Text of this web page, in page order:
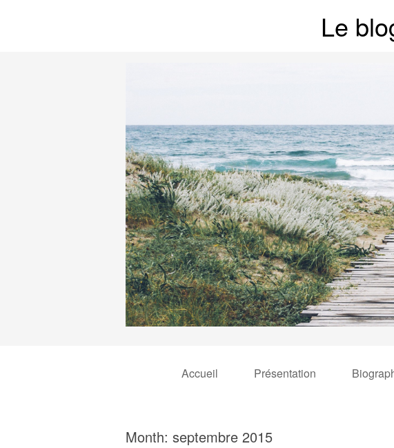
Le
Accueil Présentation
Month: septembre 2015